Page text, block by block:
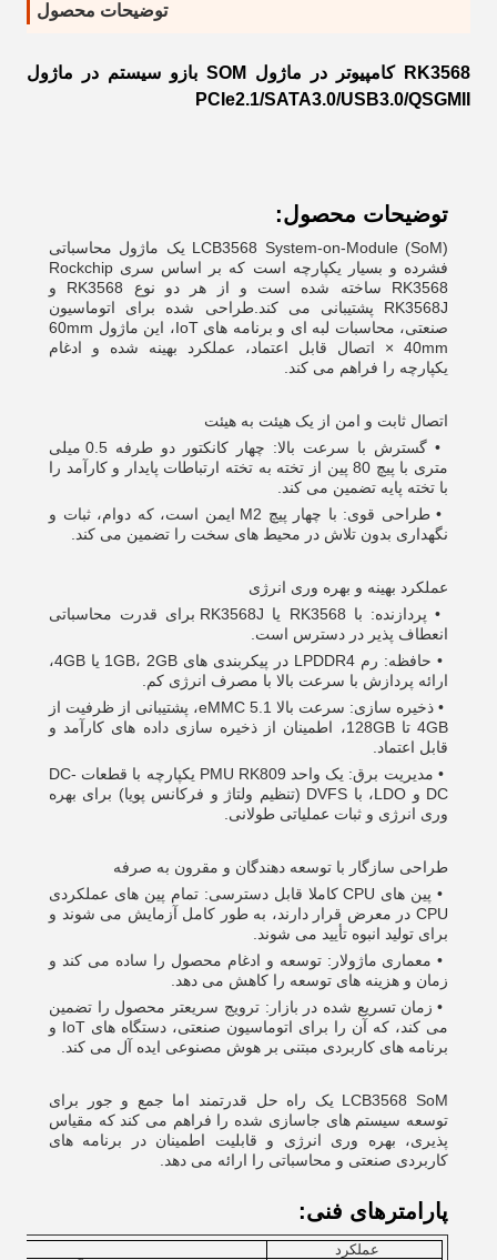
توضیحات محصول
RK3568 کامپیوتر در ماژول SOM بازو سیستم در ماژول
PCIe2.1/SATA3.0/USB3.0/QSGMII
توضیحات محصول:
LCB3568 System-on-Module (SoM) یک ماژول محاسباتی
فشرده و بسیار یکپارچه است که بر اساس سری Rockchip
RK3568 ساخته شده است و از هر دو نوع RK3568 و
RK3568J پشتیبانی می کند.طراحی شده برای اتوماسیون
صنعتی، محاسبات لبه ای و برنامه های IoT، این ماژول 60mm
× 40mm اتصال قابل اعتماد، عملکرد بهینه شده و ادغام
یکپارچه را فراهم می کند.
اتصال ثابت و امن از یک هیئت به هیئت
•
گسترش با سرعت بالا: چهار کانکتور دو طرفه 0.5 میلی
متری با پیچ 80 پین از تخته به تخته ارتباطات پایدار و کارآمد را
با تخته پایه تضمین می کند.
•
طراحی قوی: با چهار پیچ M2 ایمن است، که دوام، ثبات و
نگهداری بدون تلاش در محیط های سخت را تضمین می کند.
عملکرد بهینه و بهره وری انرژی
•
پردازنده: با RK3568 یا RK3568J برای قدرت محاسباتی
انعطاف پذیر در دسترس است.
•
حافظه: رم LPDDR4 در پیکربندی های 1GB، 2GB یا 4GB،
ارائه پردازش با سرعت بالا با مصرف انرژی کم.
•
ذخیره سازی: سرعت بالا eMMC 5.1، پشتیبانی از ظرفیت از
4GB تا 128GB، اطمینان از ذخیره سازی داده های کارآمد و
قابل اعتماد.
•
مدیریت برق: یک واحد PMU RK809 یکپارچه با قطعات DC-
DC و LDO، با DVFS (تنظیم ولتاژ و فرکانس پویا) برای بهره
وری انرژی و ثبات عملیاتی طولانی.
طراحی سازگار با توسعه دهندگان و مقرون به صرفه
•
پین های CPU کاملا قابل دسترسی: تمام پین های عملکردی
CPU در معرض قرار دارند، به طور کامل آزمایش می شوند و
برای تولید انبوه تأیید می شوند.
• معماری ماژولار: توسعه و ادغام محصول را ساده می کند و
زمان و هزینه های توسعه را کاهش می دهد.
• زمان تسریع شده در بازار: ترویج سریعتر محصول را تضمین
می کند، که آن را برای اتوماسیون صنعتی، دستگاه های IoT و
برنامه های کاربردی مبتنی بر هوش مصنوعی ایده آل می کند.
LCB3568 SoM یک راه حل قدرتمند اما جمع و جور برای
توسعه سیستم های جاسازی شده را فراهم می کند که مقیاس
پذیری، بهره وری انرژی و قابلیت اطمینان در برنامه های
کاربردی صنعتی و محاسباتی را ارائه می دهد.
پارامترهای فنی:
عملکرد